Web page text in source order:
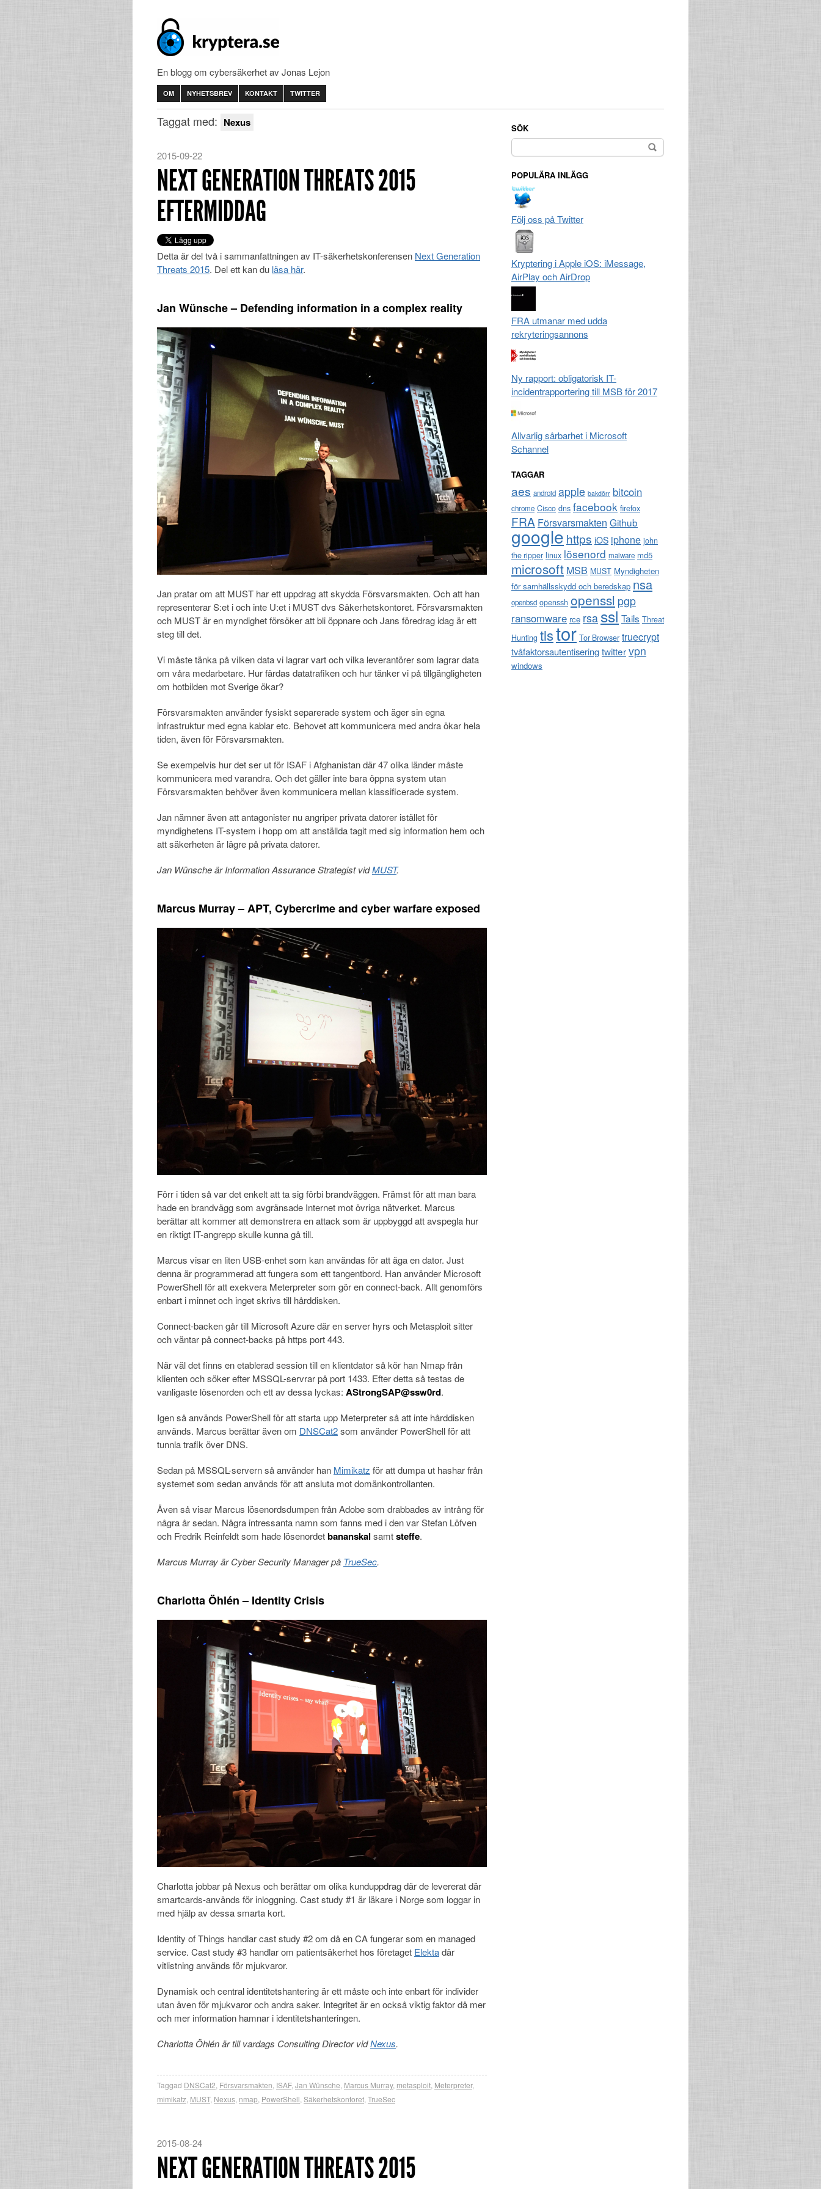
En blogg om cybersäkerhet av Jonas Lejon
OM NYHETSBREV KONTAKT TWITTER
Taggat med: Nexus
2015-09-22
NEXT GENERATION THREATS 2015
EFTERMIDDAG
Detta är del två i sammanfattningen av IT-säkerhetskonferensen Next Generation
Threats 2015. Del ett kan du läsa här.
Jan Wünsche – Defending information in a complex reality
Jan pratar om att MUST har ett uppdrag att skydda Försvarsmakten. Och att han
representerar S:et i och inte U:et i MUST dvs Säkerhetskontoret. Försvarsmakten
och MUST är en myndighet försöker att bli öppnare och Jans föredrag idag är ett
steg till det.
Vi måste tänka på vilken data vi lagrar vart och vilka leverantörer som lagrar data
om våra medarbetare. Hur färdas datatrafiken och hur tänker vi på tillgängligheten
om hotbilden mot Sverige ökar?
Försvarsmakten använder fysiskt separerade system och äger sin egna
infrastruktur med egna kablar etc. Behovet att kommunicera med andra ökar hela
tiden, även för Försvarsmakten.
Se exempelvis hur det ser ut för ISAF i Afghanistan där 47 olika länder måste
kommunicera med varandra. Och det gäller inte bara öppna system utan
Försvarsmakten behöver även kommunicera mellan klassificerade system.
Jan nämner även att antagonister nu angriper privata datorer istället för
myndighetens IT-system i hopp om att anställda tagit med sig information hem och
att säkerheten är lägre på privata datorer.
Jan Wünsche är Information Assurance Strategist vidMUST.
Marcus Murray – APT, Cybercrime and cyber warfare exposed
Förr i tiden så var det enkelt att ta sig förbi brandväggen. Främst för att man bara
hade en brandvägg som avgränsade Internet mot övriga nätverket. Marcus
berättar att kommer att demonstrera en attack som är uppbyggd att avspegla hur
en riktigt IT-angrepp skulle kunna gå till.
Marcus visar en liten USB-enhet som kan användas för att äga en dator. Just
denna är programmerad att fungera som ett tangentbord. Han använder Microsoft
PowerShell för att exekvera Meterpreter som gör en connect-back. Allt genomförs
enbart i minnet och inget skrivs till hårddisken.
Connect-backen går till Microsoft Azure där en server hyrs och Metasploit sitter
och väntar på connect-backs på https port 443.
När väl det finns en etablerad session till en klientdator så kör han Nmap från
klienten och söker efter MSSQL-servrar på port 1433. Efter detta så testas de
vanligaste lösenorden och ett av dessa lyckas: AStrongSAP@ssw0rd.
Igen så används PowerShell för att starta upp Meterpreter så att inte hårddisken
används. Marcus berättar även om DNSCat2som använder PowerShell för att
tunnla trafik över DNS.
Sedan på MSSQL-servern så använder han Mimikatz för att dumpa ut hashar från
systemet som sedan används för att ansluta mot domänkontrollanten.
Även så visar Marcus lösenordsdumpen från Adobe som drabbades av intrång för
några år sedan. Några intressanta namn som fanns med i den var Stefan Löfven
och Fredrik Reinfeldt som hade lösenordetbananskal samtsteffe.
Marcus Murray är Cyber Security Manager på TrueSec.
Charlotta Öhlén – Identity Crisis
Charlotta jobbar på Nexus och berättar om olika kunduppdrag där de levererat där
smartcards-används för inloggning. Cast study #1 är läkare i Norge som loggar in
med hjälp av dessa smarta kort.
Identity of Things handlar cast study #2 om då en CA fungerar som en managed
service. Cast study #3 handlar om patientsäkerhet hos företaget Elektadär
vitlistning används för mjukvaror.
Dynamisk och central identitetshantering är ett måste och inte enbart för individer
utan även för mjukvaror och andra saker. Integritet är en också viktig faktor då mer
och mer information hamnar i identitetshanteringen.
Charlotta Öhlén är till vardags Consulting Director vidNexus.
Taggad DNSCat2 Försvarsmakten ISAF, Jan Wünsche Marcus Murray, metasploit Meterpreter,
mimikatz MUST, Nexus nmap PowerShell Säkerhetskontoret TrueSec
2015-08-24
NEXT GENERATION THREATS 2015
SÖK
Sök
efter:
POPULÄRA INLÄGG
Följ oss på Twitter
Kryptering i Apple iOS: iMessage,
AirPlay och AirDrop
FRA utmanar med udda
rekryteringsannons
Ny rapport: obligatorisk IT-
incidentrapportering till MSB för 2017
Allvarlig sårbarhet i Microsoft
Schannel
TAGGAR
aes android apple bakdörr bitcoin
chrome Cisco dns facebook firefox
FRA Försvarsmakten Github
google https iOS iphone john
the ripper linux lösenord malware md5
microsoft MSB MUST Myndigheten
för samhällsskydd och beredskap nsa
openbsd openssh openssl pgp
ransomware rce rsa ssl Tails Threat
Hunting tlstor Tor Browser truecrypt
tvåfaktorsautentiseringtwittervpn
windows